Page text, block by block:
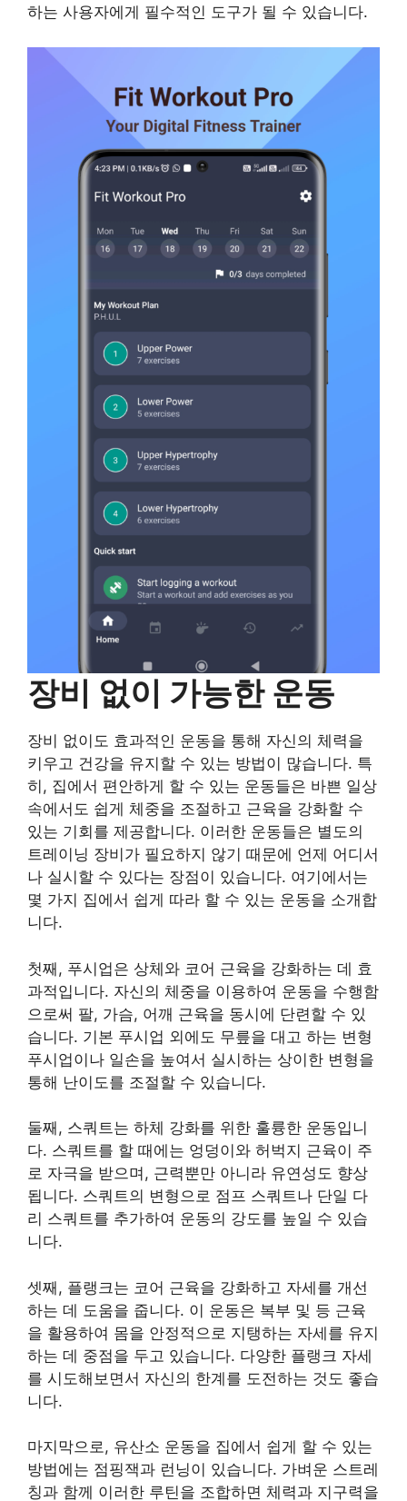
하는 사용자에게 필수적인 도구가 될 수 있습니다.
장비 없이 가능한 운동
장비 없이도 효과적인 운동을 통해 자신의 체력을
키우고 건강을 유지할 수 있는 방법이 많습니다. 특
히, 집에서 편안하게 할 수 있는 운동들은 바쁜 일상
속에서도 쉽게 체중을 조절하고 근육을 강화할 수
있는 기회를 제공합니다. 이러한 운동들은 별도의
트레이닝 장비가 필요하지 않기 때문에 언제 어디서
나 실시할 수 있다는 장점이 있습니다. 여기에서는
몇 가지 집에서 쉽게 따라 할 수 있는 운동을 소개합
니다.
첫째, 푸시업은 상체와 코어 근육을 강화하는 데 효
과적입니다. 자신의 체중을 이용하여 운동을 수행함
으로써 팔, 가슴, 어깨 근육을 동시에 단련할 수 있
습니다. 기본 푸시업 외에도 무릎을 대고 하는 변형
푸시업이나 일손을 높여서 실시하는 상이한 변형을
통해 난이도를 조절할 수 있습니다.
둘째, 스쿼트는 하체 강화를 위한 훌륭한 운동입니
다. 스쿼트를 할 때에는 엉덩이와 허벅지 근육이 주
로 자극을 받으며, 근력뿐만 아니라 유연성도 향상
됩니다. 스쿼트의 변형으로 점프 스쿼트나 단일 다
리 스쿼트를 추가하여 운동의 강도를 높일 수 있습
니다.
셋째, 플랭크는 코어 근육을 강화하고 자세를 개선
하는 데 도움을 줍니다. 이 운동은 복부 및 등 근육
을 활용하여 몸을 안정적으로 지탱하는 자세를 유지
하는 데 중점을 두고 있습니다. 다양한 플랭크 자세
를 시도해보면서 자신의 한계를 도전하는 것도 좋습
니다.
마지막으로, 유산소 운동을 집에서 쉽게 할 수 있는
방법에는 점핑잭과 런닝이 있습니다. 가벼운 스트레
칭과 함께 이러한 루틴을 조합하면 체력과 지구력을